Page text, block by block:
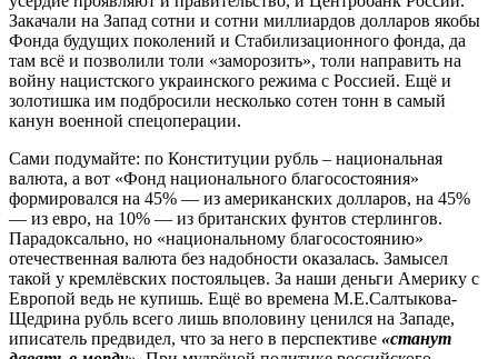
Закачали на Запад сотни и сотни миллиардов долларов якобы
Фонда будущих поколений и Стабилизационного фонда, да
там всё и позволили толи «заморозить», толи направить на
войну нацистского украинского режима с Россией. Ещё и
золотишка им подбросили несколько сотен тонн в самый
канун военной спецоперации.
Сами подумайте: по Конституции рубль – национальная
валюта, а вот «Фонд национального благосостояния»
формировался на 45% — из американских долларов, на 45%
— из евро, на 10% — из британских фунтов стерлингов.
Парадоксально, но «национальному благосостоянию»
отечественная валюта без надобности оказалась. Замысел
такой у кремлёвских постояльцев. За наши деньги Америку с
Европой ведь не купишь. Ещё во времена М.Е.Салтыкова-
Щедрина рубль всего лишь вполовину ценился на Западе,
иписатель предвидел, что за него в перспективе «станут